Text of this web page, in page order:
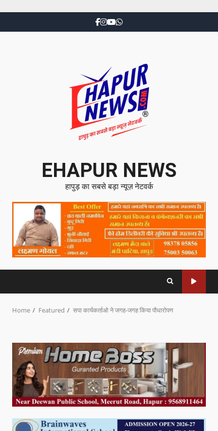
EHAPUR NEWS
हापुड़ का सबसे बड़ा न्यूज़ नेटवर्क
Home Featured सपा कार्यकर्ताओ ने जगह-जगह किया पौधारोपण